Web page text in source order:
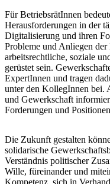
Für BetriebsrätInnen
Herausforderungen in der
Digitalisierung und ihren
Probleme und Anliegen
arbeitsrechtliche, soziale
gerüstet sein.
ExpertInnen und tragen
unter den KollegInnen bei.
und Gewerkschaft
Forderungen und
Die Zukunft gestalten
solidarische
Verständnis politischer
Wille, füreinander und
Kompetenz, sich in